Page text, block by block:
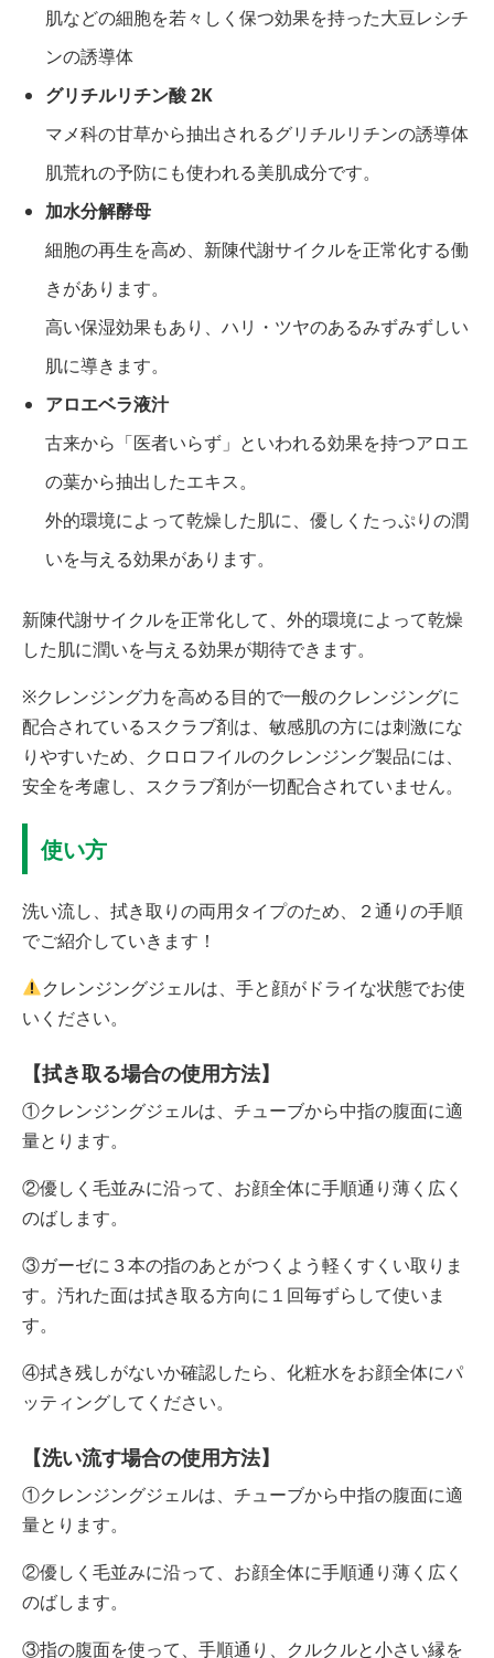
肌などの細胞を若々しく保つ効果を持った大豆レシチ
ンの誘導体
グリチルリチン酸 2K
マメ科の甘草から抽出されるグリチルリチンの誘導体
肌荒れの予防にも使われる美肌成分です。
加水分解酵母
細胞の再生を高め、新陳代謝サイクルを正常化する働
きがあります。
高い保湿効果もあり、ハリ・ツヤのあるみずみずしい
肌に導きます。
アロエベラ液汁
古来から「医者いらず」といわれる効果を持つアロエ
の葉から抽出したエキス。
外的環境によって乾燥した肌に、優しくたっぷりの潤
いを与える効果があります。
新陳代謝サイクルを正常化して、外的環境によって乾燥
した肌に潤いを与える効果が期待できます。
※クレンジング力を高める目的で一般のクレンジングに
配合されているスクラブ剤は、敏感肌の方には刺激にな
りやすいため、クロロフイルのクレンジング製品には、
安全を考慮し、スクラブ剤が一切配合されていません。
使い方
洗い流し、拭き取りの両用タイプのため、２通りの手順
でご紹介していきます！
クレンジングジェルは、手と顔がドライな状態でお使
いください。
【拭き取る場合の使用方法】
①クレンジングジェルは、チューブから中指の腹面に適
量とります。
②優しく毛並みに沿って、お顔全体に手順通り薄く広く
のばします。
③ガーゼに３本の指のあとがつくよう軽くすくい取りま
す。汚れた面は拭き取る方向に１回毎ずらして使いま
す。
④拭き残しがないか確認したら、化粧水をお顔全体にパ
ッティングしてください。
【洗い流す場合の使用方法】
①クレンジングジェルは、チューブから中指の腹面に適
量とります。
②優しく毛並みに沿って、お顔全体に手順通り薄く広く
のばします。
③指の腹面を使って、手順通り、クルクルと小さい縁を